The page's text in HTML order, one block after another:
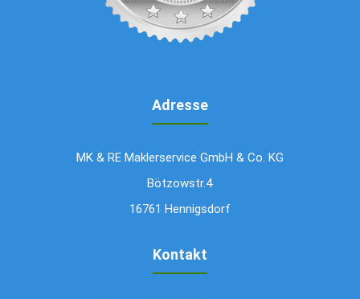
Adresse
MK & RE Maklerservice GmbH & Co. KG
Bötzowstr.4
16761 Hennigsdorf
Kontakt